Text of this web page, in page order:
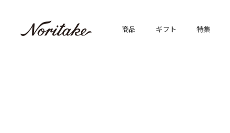
商品 ギフト 特集